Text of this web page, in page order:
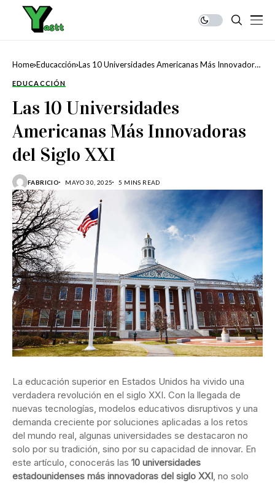
Home Educacción Las 10 Universidades Americanas Más Innovadoras
EDUCACCIÓN
Las 10 Universidades
Americanas Más Innovadoras
del Siglo XXI
FABRICIO MAYO 30, 2025 5 MINS READ
La educación superior en Estados Unidos ha vivido una
verdadera revolución en el siglo XXI. Con la llegada de
nuevas tecnologías, modelos educativos disruptivos y una
demanda creciente por soluciones aplicadas a los retos
del mundo real, algunas universidades se destacaron no
solo por su tradición, sino por su capacidad de innovar. En
este artículo, conocerás las 10 universidades
estadounidenses más innovadoras del siglo XXI, no solo